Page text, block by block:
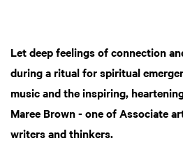
Let deep feelings of connection
during a ritual for spiritual
music and the inspiring,
Maree Brown - one of Associate
writers and thinkers.